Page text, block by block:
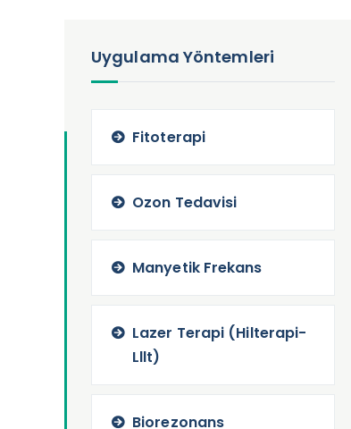
Uygulama Yöntemleri
Fitoterapi
Ozon Tedavisi
Manyetik Frekans
Lazer Terapi (Hilterapi-
Lllt)
Biorezonans